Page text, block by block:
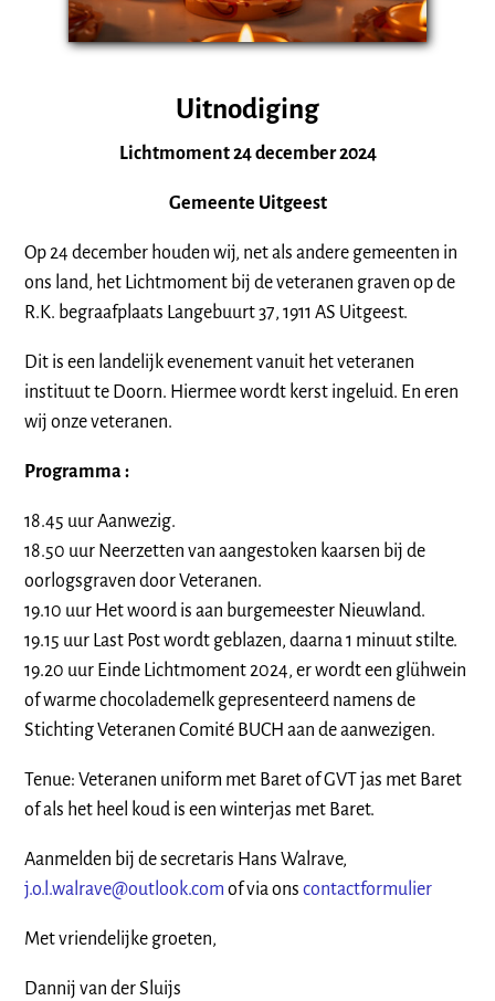
Uitnodiging
Lichtmoment 24 december 2024
Gemeente Uitgeest
Op 24 december houden wij, net als andere gemeenten in
ons land, het Lichtmoment bij de veteranen graven op de
R.K. begraafplaats Langebuurt 37, 1911 AS Uitgeest.
Dit is een landelijk evenement vanuit het veteranen
instituut te Doorn. Hiermee wordt kerst ingeluid. En eren
wij onze veteranen.
Programma :
18.45 uur Aanwezig.
18.50 uur Neerzetten van aangestoken kaarsen bij de
oorlogsgraven door Veteranen.
19.10 uur Het woord is aan burgemeester Nieuwland.
19.15 uur Last Post wordt geblazen, daarna 1 minuut stilte.
19.20 uur Einde Lichtmoment 2024, er wordt een glühwein
of warme chocolademelk gepresenteerd namens de
Stichting Veteranen Comité BUCH aan de aanwezigen.
Tenue: Veteranen uniform met Baret of GVT jas met Baret
of als het heel koud is een winterjas met Baret.
Aanmelden bij de secretaris Hans Walrave,
j.o.l.walrave@outlook.com of via onscontactformulier
Met vriendelijke groeten,
Dannij van der Sluijs